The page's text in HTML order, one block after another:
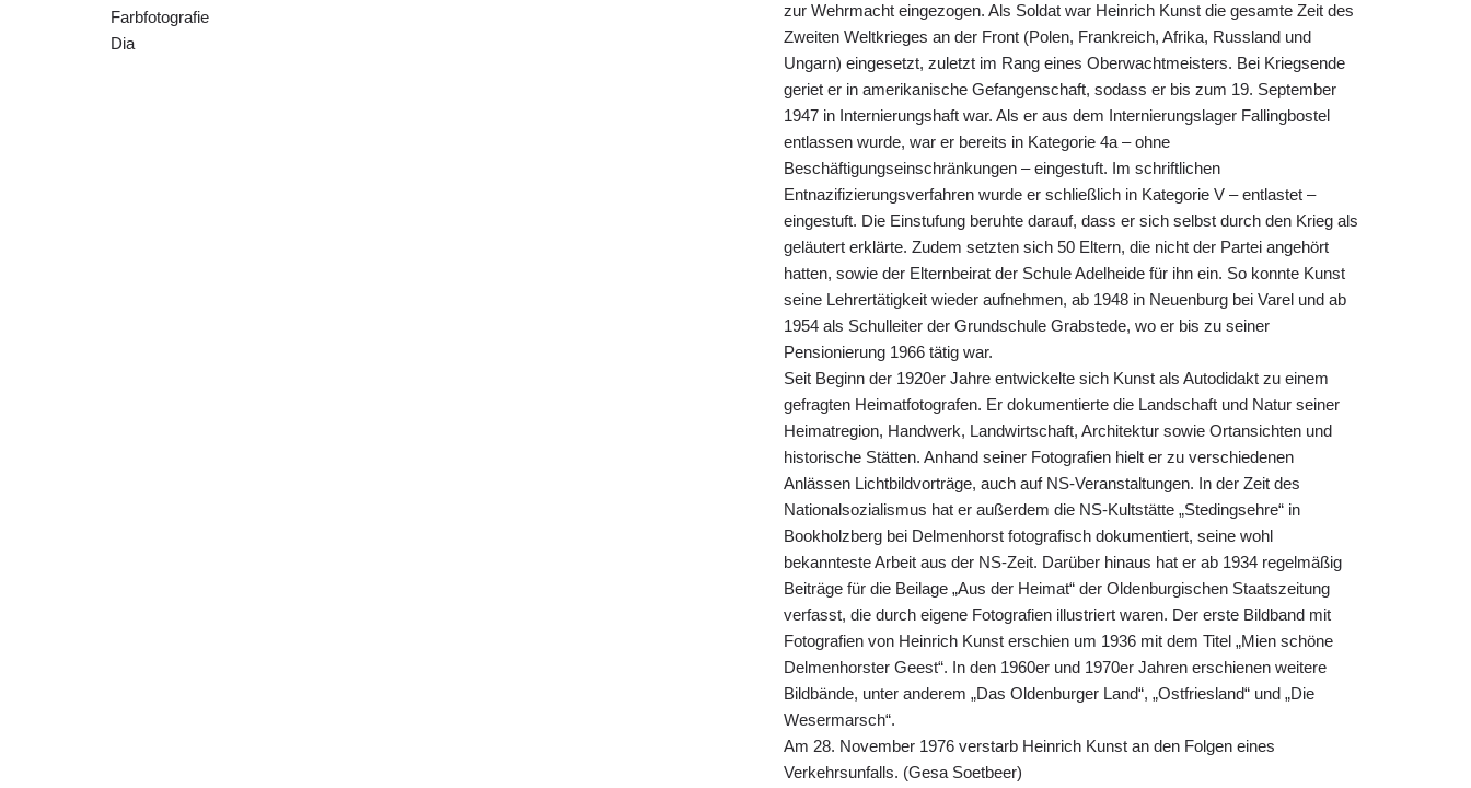
Farbfotografie
Dia
zur Wehrmacht eingezogen. Als Soldat war Heinrich Kunst die gesamte Zeit des
Zweiten Weltkrieges an der Front (Polen, Frankreich, Afrika, Russland und
Ungarn) eingesetzt, zuletzt im Rang eines Oberwachtmeisters. Bei Kriegsende
geriet er in amerikanische Gefangenschaft, sodass er bis zum 19. September
1947 in Internierungshaft war. Als er aus dem Internierungslager Fallingbostel
entlassen wurde, war er bereits in Kategorie 4a – ohne
Beschäftigungseinschränkungen – eingestuft. Im schriftlichen
Entnazifizierungsverfahren wurde er schließlich in Kategorie V – entlastet –
eingestuft. Die Einstufung beruhte darauf, dass er sich selbst durch den Krieg als
geläutert erklärte. Zudem setzten sich 50 Eltern, die nicht der Partei angehört
hatten, sowie der Elternbeirat der Schule Adelheide für ihn ein. So konnte Kunst
seine Lehrertätigkeit wieder aufnehmen, ab 1948 in Neuenburg bei Varel und ab
1954 als Schulleiter der Grundschule Grabstede, wo er bis zu seiner
Pensionierung 1966 tätig war.
Seit Beginn der 1920er Jahre entwickelte sich Kunst als Autodidakt zu einem
gefragten Heimatfotografen. Er dokumentierte die Landschaft und Natur seiner
Heimatregion, Handwerk, Landwirtschaft, Architektur sowie Ortansichten und
historische Stätten. Anhand seiner Fotografien hielt er zu verschiedenen
Anlässen Lichtbildvorträge, auch auf NS-Veranstaltungen. In der Zeit des
Nationalsozialismus hat er außerdem die NS-Kultstätte „Stedingsehre“ in
Bookholzberg bei Delmenhorst fotografisch dokumentiert, seine wohl
bekannteste Arbeit aus der NS-Zeit. Darüber hinaus hat er ab 1934 regelmäßig
Beiträge für die Beilage „Aus der Heimat“ der Oldenburgischen Staatszeitung
verfasst, die durch eigene Fotografien illustriert waren. Der erste Bildband mit
Fotografien von Heinrich Kunst erschien um 1936 mit dem Titel „Mien schöne
Delmenhorster Geest“. In den 1960er und 1970er Jahren erschienen weitere
Bildbände, unter anderem „Das Oldenburger Land“, „Ostfriesland“ und „Die
Wesermarsch“.
Am 28. November 1976 verstarb Heinrich Kunst an den Folgen eines
Verkehrsunfalls. (Gesa Soetbeer)